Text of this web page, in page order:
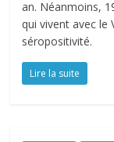
an. Néanmoins,
qui vivent avec le
séropositivité.
Lire la suite